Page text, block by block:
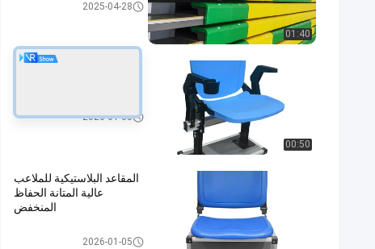
01:40
2025-04-28
00:50
مقاعد استاد بلاستيك2026-01-05
المقاعد البلاستيكية للملاعب
عالية المتانة الحفاظ
المنخفض
مقاعد استاد بلاستيك2026-01-05